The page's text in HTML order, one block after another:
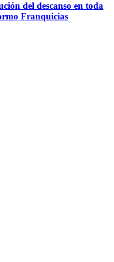
del descanso en toda
Franquicias